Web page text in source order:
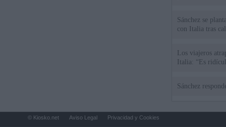
Sánchez se
con Italia tras
Los viajeros
Italia: “Es
Sánchez
© Kiosko.net Aviso Legal Privacidad y Cookies